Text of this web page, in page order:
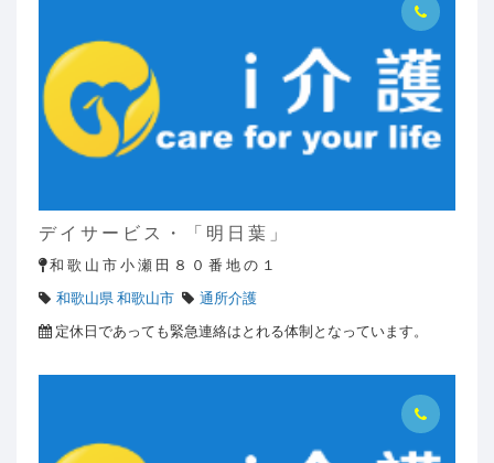
デ イ サ ー ビ ス ・ 「 明 日 葉 」
和 歌 山 市 小 瀬 田 ８ ０ 番 地 の １
和歌山県 和歌山市
通所介護
定休日であっても緊急連絡はとれる体制となっています。